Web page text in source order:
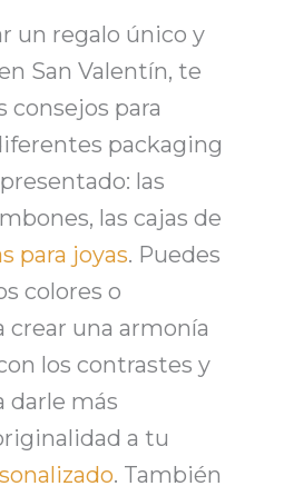
un regalo único y
San Valentín, te
consejos para
packaging
las
las cajas de
para joyas. Puedes
colores o
crear una armonía
los contrastes y
darle más
a tu
. También